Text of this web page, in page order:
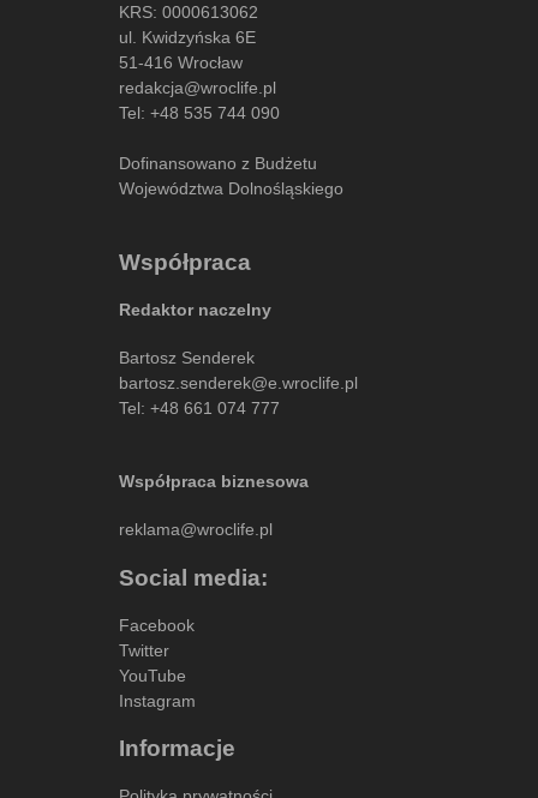
KRS: 0000613062
ul. Kwidzyńska 6E
51-416 Wrocław
redakcja@wroclife.pl
Tel: +48 535 744 090
Dofinansowano z Budżetu
Województwa Dolnośląskiego
Współpraca
Redaktor naczelny
Bartosz Senderek
bartosz.senderek@e.wroclife.pl
Tel: +48 661 074 777
Współpraca biznesowa
reklama@wroclife.pl
Social media:
Facebook
Twitter
YouTube
Instagram
Informacje